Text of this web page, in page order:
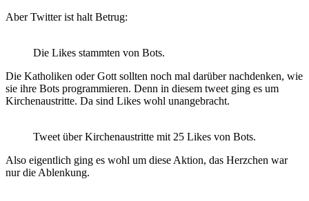
Aber Twitter ist halt Betrug:
Die Likes stammten von Bots.
Die Katholiken oder Gott sollten noch mal darüber nachdenken, wie
sie ihre Bots programmieren. Denn in diesem tweet ging es um
Kirchenaustritte. Da sind Likes wohl unangebracht.
Tweet über Kirchenaustritte mit 25 Likes von Bots.
Also eigentlich ging es wohl um diese Aktion, das Herzchen war
nur die Ablenkung.